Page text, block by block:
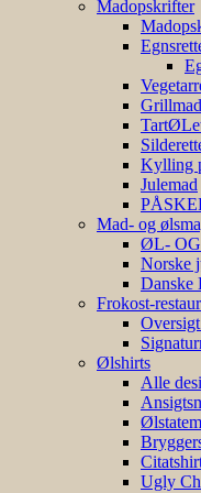
Madopskrifter
Kylling
Julemad
Mad- og
ØL-
Norske
Danske
Frokost-
Ølshirts
Alle
Ugly